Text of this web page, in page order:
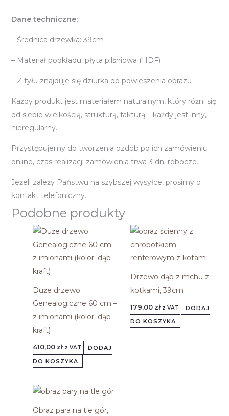
Dane techniczne:
– Średnica drzewka: 39cm
– Materiał podkładu: płyta pilśniowa (HDF)
– Z tyłu znajduje się dziurka do powieszenia obrazu
Każdy produkt jest materiałem naturalnym, który różni się
od siebie wielkością, strukturą, fakturą – każdy jest inny,
nieregularny.
Przystępujemy do tworzenia ozdób po ich zamówieniu
online, czas realizacji zamówienia trwa 3 dni robocze.
Jeżeli zależy Państwu na szybszej wysyłce, prosimy o
kontakt telefoniczny.
Podobne produkty
Duże drzewo
Genealogiczne 60 cm –
z imionami (kolor: dąb
kraft)
410,00 zł z VAT
DODAJ
DO KOSZYKA
Drzewo dąb z mchu z
kotkami, 39cm
179,00 zł z VAT
DODAJ
DO KOSZYKA
Obraz para na tle gór,